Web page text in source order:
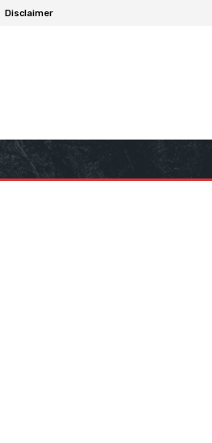
Disclaimer